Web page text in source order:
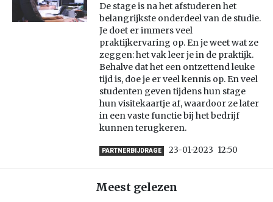
De stage is na het afstuderen het
belangrijkste onderdeel van de studie.
Je doet er immers veel
praktijkervaring op. En je weet wat ze
zeggen: het vak leer je in de praktijk.
Behalve dat het een ontzettend leuke
tijd is, doe je er veel kennis op. En veel
studenten geven tijdens hun stage
hun visitekaartje af, waardoor ze later
in een vaste functie bij het bedrijf
kunnen terugkeren.
PARTNERBIJDRAGE 23-01-2023 12:50
Meest gelezen